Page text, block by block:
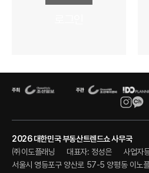
2026 대한민국 부동산트렌드쇼 사무국
㈜이도플래닝
대표자: 정성은
사업자
서울시 영등포구 양산로 57-5 양평동 이노